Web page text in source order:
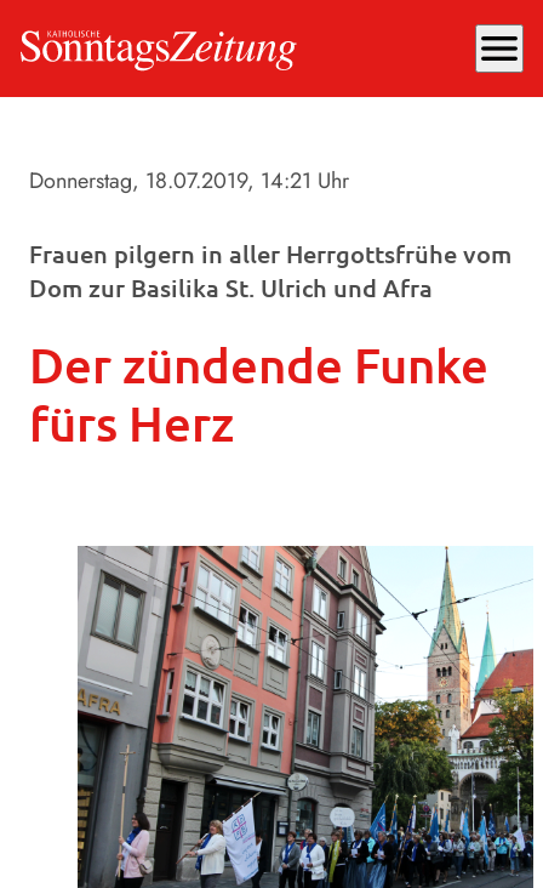
menu
Donnerstag, 18.07.2019, 14:21 Uhr
Frauen pilgern in aller Herrgottsfrühe vom
Dom zur Basilika St. Ulrich und Afra
Der zündende Funke
fürs Herz